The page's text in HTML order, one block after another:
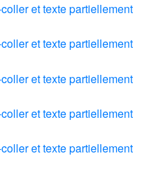
et texte partiellement
et texte partiellement
et texte partiellement
et texte partiellement
et texte partiellement